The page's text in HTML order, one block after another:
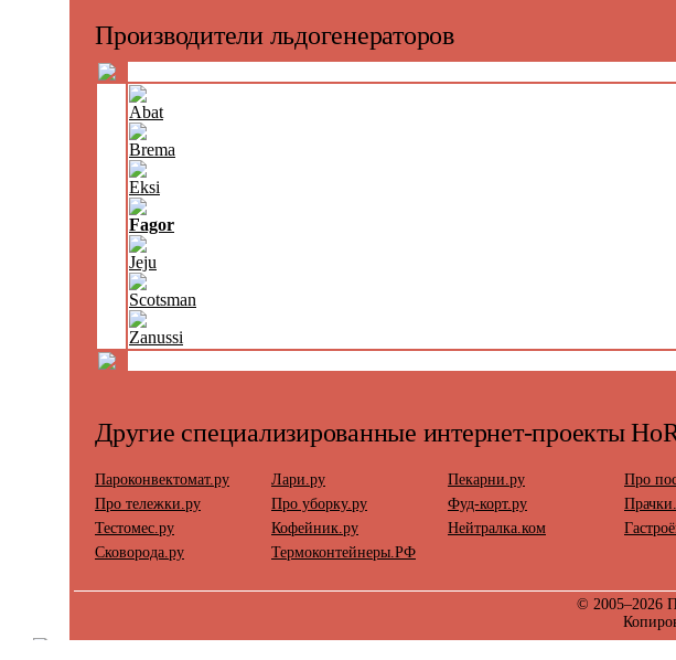
Производители льдогенераторов
Abat
Brema
Eksi
Fagor
Jeju
Scotsman
Zanussi
Другие специализированные интернет-проекты
Пароконвектомат.ру Лари.ру Пекарни.ру
Про
Про тележки.ру
Про уборку.ру Фуд-корт.ру
Тестомес.ру
Кофейник.ру Нейтралка.ком
Сковорода.ру
Термоконтейнеры.РФ
© 2005–2026